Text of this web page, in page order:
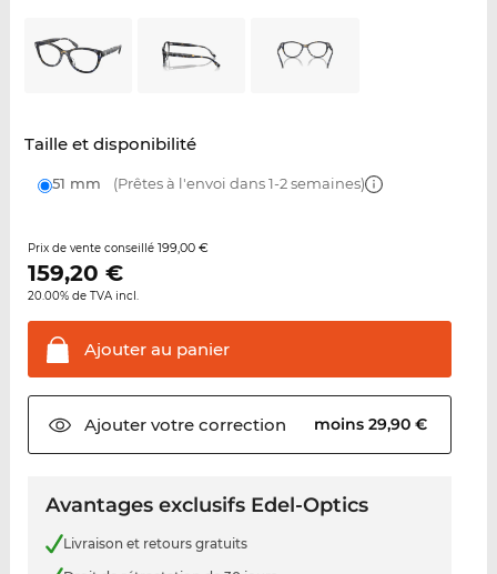
Taille et disponibilité
51 mm (Prêtes à l'envoi dans 1-2 semaines)
Prix de vente conseillé 199,00 €
159,20 €
20.00% de TVA incl.
Ajouter au panier
Ajouter votrecorrection moins 29,90 €
Avantages exclusifs Edel-Optics
Livraison et retours gratuits